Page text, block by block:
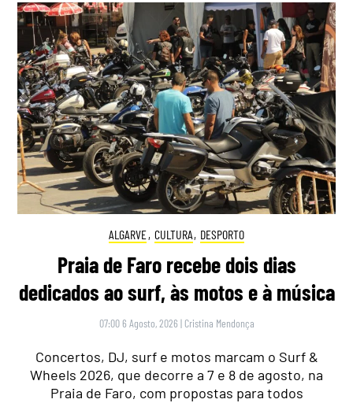
ALGARVE, CULTURA, DESPORTO
Praia de Faro recebe dois dias
dedicados ao surf, às motos e à música
07:00 6 Agosto, 2026 | Cristina Mendonça
Concertos, DJ, surf e motos marcam o Surf &
Wheels 2026, que decorre a 7 e 8 de agosto, na
Praia de Faro, com propostas para todos